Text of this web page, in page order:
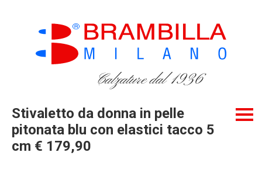
Calzature dal 1936
Stivaletto da donna in pelle
pitonata blu con elastici tacco 5
cm € 179,90